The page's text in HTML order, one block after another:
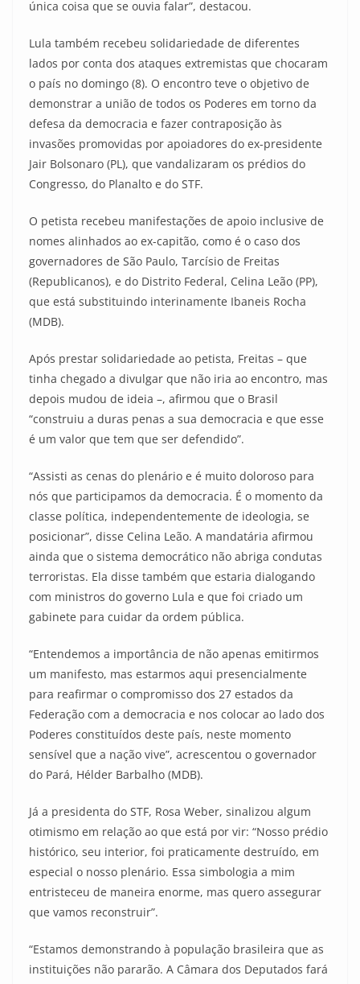
única coisa que se ouvia falar”, destacou.
Lula também recebeu solidariedade de diferentes
lados por conta dos ataques extremistas que chocaram
o país no domingo (8). O encontro teve o objetivo de
demonstrar a união de todos os Poderes em torno da
defesa da democracia e fazer contraposição às
invasões promovidas por apoiadores do ex-presidente
Jair Bolsonaro (PL), que vandalizaram os prédios do
Congresso, do Planalto e do STF.
O petista recebeu manifestações de apoio inclusive de
nomes alinhados ao ex-capitão, como é o caso dos
governadores de São Paulo, Tarcísio de Freitas
(Republicanos), e do Distrito Federal, Celina Leão (PP),
que está substituindo interinamente Ibaneis Rocha
(MDB).
Após prestar solidariedade ao petista, Freitas – que
tinha chegado a divulgar que não iria ao encontro, mas
depois mudou de ideia –, afirmou que o Brasil
“construiu a duras penas a sua democracia e que esse
é um valor que tem que ser defendido”.
“Assisti as cenas do plenário e é muito doloroso para
nós que participamos da democracia. É o momento da
classe política, independentemente de ideologia, se
posicionar”, disse Celina Leão. A mandatária afirmou
ainda que o sistema democrático não abriga condutas
terroristas. Ela disse também que estaria dialogando
com ministros do governo Lula e que foi criado um
gabinete para cuidar da ordem pública.
“Entendemos a importância de não apenas emitirmos
um manifesto, mas estarmos aqui presencialmente
para reafirmar o compromisso dos 27 estados da
Federação com a democracia e nos colocar ao lado dos
Poderes constituídos deste país, neste momento
sensível que a nação vive”, acrescentou o governador
do Pará, Hélder Barbalho (MDB).
Já a presidenta do STF, Rosa Weber, sinalizou algum
otimismo em relação ao que está por vir: “Nosso prédio
histórico, seu interior, foi praticamente destruído, em
especial o nosso plenário. Essa simbologia a mim
entristeceu de maneira enorme, mas quero assegurar
que vamos reconstruir”.
“Estamos demonstrando à população brasileira que as
instituições não pararão. A Câmara dos Deputados fará